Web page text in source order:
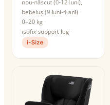
nou-născut (0-12 luni),
bebeluș (9 luni-4 ani)
0–20 kg
isofix-support-leg
i-Size